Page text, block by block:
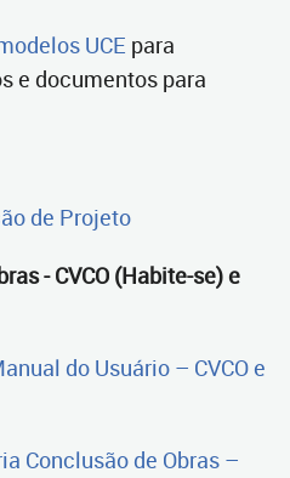
UCE para
e documentos para
de Projeto
- CVCO (Habite-se) e
do Usuário – CVCO e
Conclusão de Obras –